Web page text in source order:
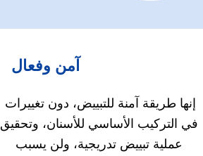
آمن وفعال
في التركيب الأساسي للأسنان، وتحقيق
عملية تبييض تدريجية، ولن يسبب